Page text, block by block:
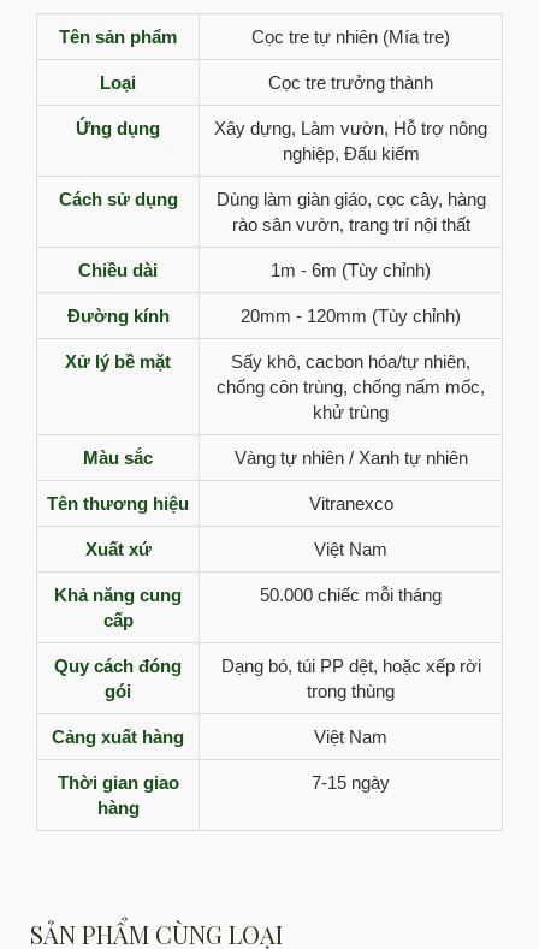
Tên sản phẩm Cọc tre tự nhiên (Mía tre)
Loại Cọc tre trưởng thành
Ứng dụng
Xây dựng, Làm vườn, Hỗ trợ nông
nghiệp, Đấu kiếm
Cách sử dụng
Dùng làm giàn giáo, cọc cây, hàng
rào sân vườn, trang trí nội thất
Chiều dài 1m - 6m (Tùy chỉnh)
Đường kính 20mm - 120mm (Tùy chỉnh)
Xử lý bề mặt
Sấy khô, cacbon hóa/tự nhiên,
chống côn trùng, chống nấm mốc,
khử trùng
Màu sắc Vàng tự nhiên / Xanh tự nhiên
Tên thương hiệu Vitranexco
Xuất xứ Việt Nam
Khả năng cung
cấp
50.000 chiếc mỗi tháng
Quy cách đóng
gói
Dạng bó, túi PP dệt, hoặc xếp rời
trong thùng
Cảng xuất hàng Việt Nam
Thời gian giao
hàng
7-15 ngày
SẢN PHẨM CÙNG LOẠI